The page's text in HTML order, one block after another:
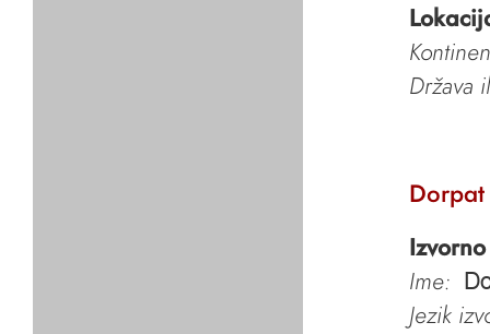
Država
Dorpat
Ime:
Jezik